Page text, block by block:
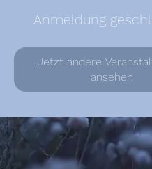
Anmeldung
Jetzt andere
ansehen